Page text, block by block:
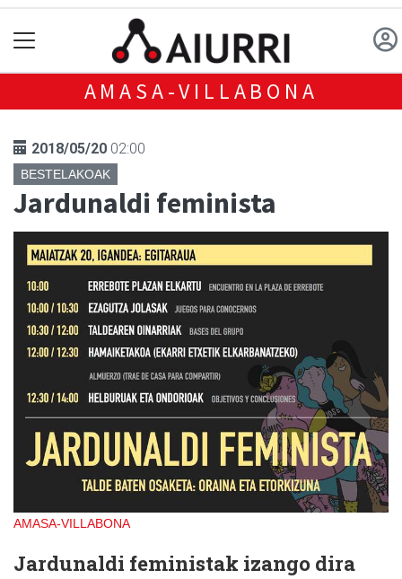
AMASA-VILLABONA
2018/05/20 02:00
BESTELAKOAK
Jardunaldi feminista
AMASA-VILLABONA
Jardunaldi feministak izango dira